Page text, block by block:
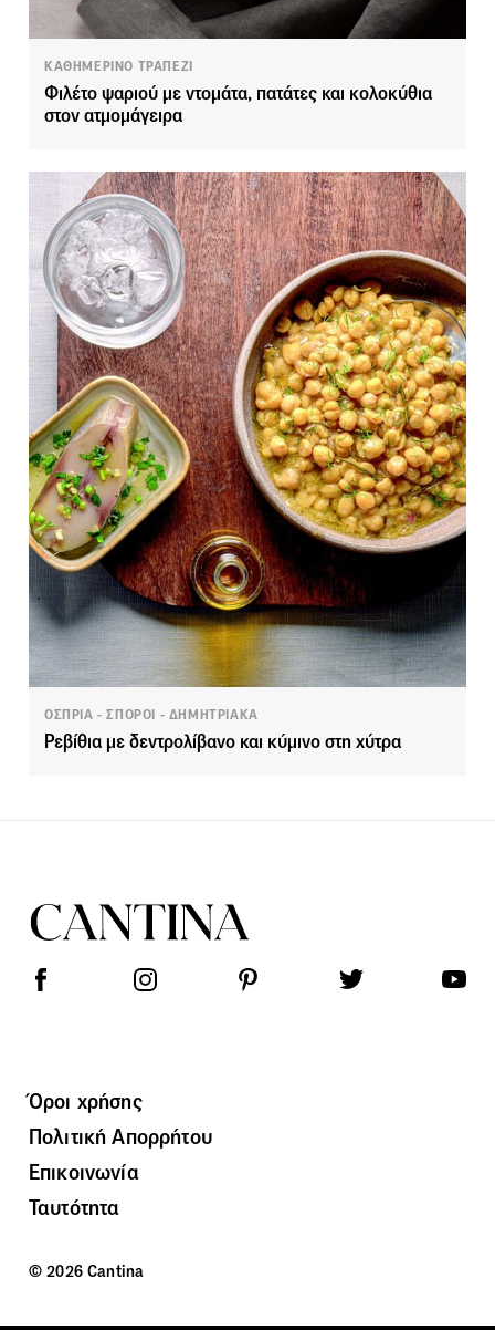
ΚΑΘΗΜΕΡΙΝΟ ΤΡΑΠΕΖΙ
Φιλέτο ψαριού με ντομάτα, πατάτες και κολοκύθια
στον ατμομάγειρα
ΟΣΠΡΙΑ - ΣΠΟΡΟΙ - ΔΗΜΗΤΡΙΑΚΑ
Ρεβίθια με δεντρολίβανο και κύμινο στη χύτρα
Όροι χρήσης
Πολιτική Απορρήτου
Επικοινωνία
Ταυτότητα
© 2026 Cantina